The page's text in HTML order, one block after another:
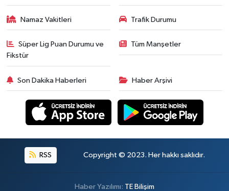
Namaz Vakitleri Trafik Durumu
Süper Lig Puan Durumu ve
Fikstür
Tüm Manşetler
Son Dakika Haberleri Haber Arşivi
RSS Copyright © 2023. Her hakkı saklıdır.
Haber Yazılımı: TE Bilişim